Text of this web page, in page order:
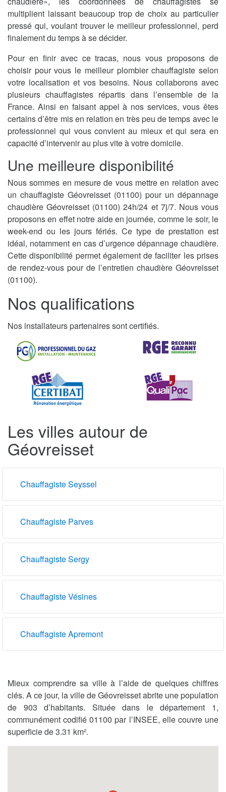
multiplient laissant beaucoup trop de choix au particulier
pressé qui, voulant trouver le meilleur professionnel, perd
finalement du temps à se décider.
Pour en finir avec ce tracas, nous vous proposons de
choisir pour vous le meilleur plombier chauffagiste selon
votre localisation et vos besoins. Nous collaborons avec
plusieurs chauffagistes répartis dans l’ensemble de la
France. Ainsi en faisant appel à nos services, vous êtes
certains d’être mis en relation en très peu de temps avec le
professionnel qui vous convient au mieux et qui sera en
capacité d’intervenir au plus vite à votre domicile.
Une meilleure disponibilité
Nous sommes en mesure de vous mettre en relation avec
un chauffagiste Géovreisset (01100) pour un dépannage
chaudière Géovreisset (01100) 24h/24 et 7j/7. Nous vous
proposons en effet notre aide en journée, comme le soir, le
week-end ou les jours fériés. Ce type de prestation est
idéal, notamment en cas d’urgence dépannage chaudière.
Cette disponibilité permet également de faciliter les prises
de rendez-vous pour de l’entretien chaudière Géovreisset
(01100).
Nos qualifications
Nos installateurs partenaires sont certifiés.
Les villes autour de
Géovreisset
Chauffagiste Seyssel
Chauffagiste Parves
Chauffagiste Sergy
Chauffagiste Vésines
Chauffagiste Apremont
Mieux comprendre sa ville à l’aide de quelques chiffres
clés. A ce jour, la ville de Géovreisset abrite une population
de 903 d’habitants. Située dans le département 1,
communément codifié 01100 par l’INSEE, elle couvre une
superficie de 3.31 km².